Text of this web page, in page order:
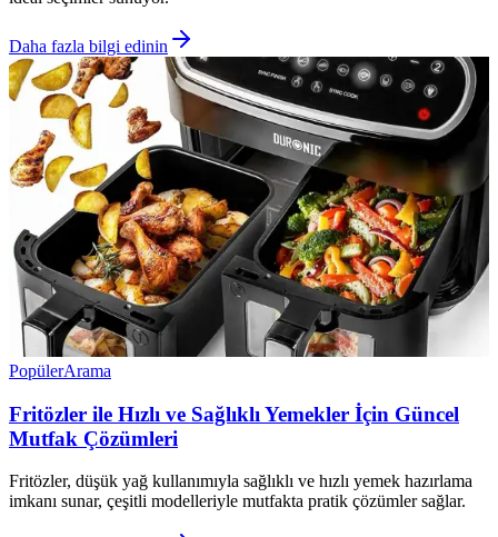
Daha fazla bilgi edinin
PopülerArama
Fritözler ile Hızlı ve Sağlıklı Yemekler İçin Güncel
Mutfak Çözümleri
Fritözler, düşük yağ kullanımıyla sağlıklı ve hızlı yemek hazırlama
imkanı sunar, çeşitli modelleriyle mutfakta pratik çözümler sağlar.